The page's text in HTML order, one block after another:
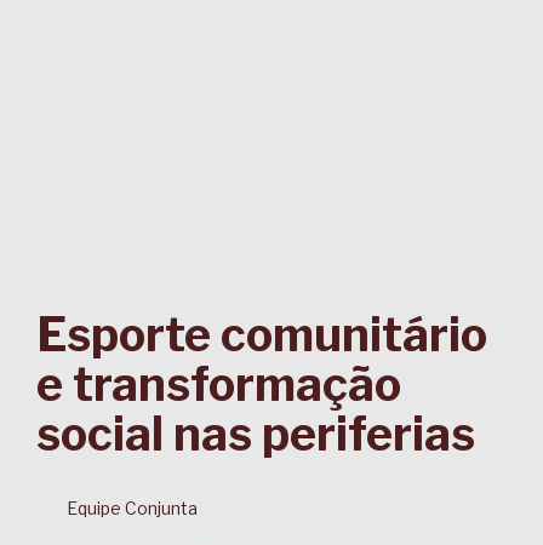
Esporte comunitário
e transformação
social nas periferias
Equipe Conjunta